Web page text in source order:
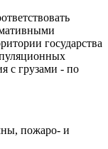
государства
с грузами - по
пожаро- и